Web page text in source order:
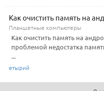
Как очистить память на
Планшетные компьютеры
Как очистить память на
проблемой недостатка
...
етырий